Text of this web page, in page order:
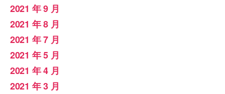
2021 年 9 月
2021 年 8 月
2021 年 7 月
2021 年 5 月
2021 年 4 月
2021 年 3 月